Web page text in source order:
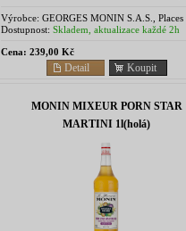
vyvážené kombinaci...
Výrobce: GEORGES MONIN S.A.S., Places
Marronniers B.P. 25 18001 Bourges -
Dostupnost: Skladem, aktualizace každé 2h
Cena: 239,00 Kč
Koupit
Detail
MONIN MIXEUR PORN STAR
MARTINI 1l(holá)